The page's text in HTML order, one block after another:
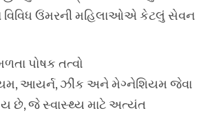
વિવિધ ઉંમરની મહિલાઓએ કેટલું સેવન
પોષક તત્વો
આયર્ન, ઝીંક અને મેગ્નેશિયમ જેવા
છે, જે સ્વાસ્થ્ય માટે અત્યંત